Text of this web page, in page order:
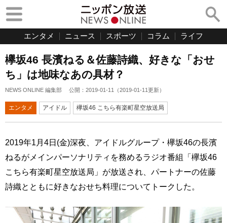
エンタメ ニュース スポーツ コラム ライフ
欅坂46 長濱ねる＆佐藤詩織、好きな「おせ
ち」は地味なあの具材？
NEWS ONLINE 編集部 公開： 2019-01-11 （2019-01-11更新）
エンタメ アイドル 欅坂46 こちら有楽町星空放送局
2019年1月4日(金)深夜、アイドルグループ・欅坂46の長濱
ねるがメインパーソナリティを務めるラジオ番組「欅坂46
こちら有楽町星空放送局」が放送され、パートナーの佐藤
詩織とともに好きなおせち料理についてトークした。